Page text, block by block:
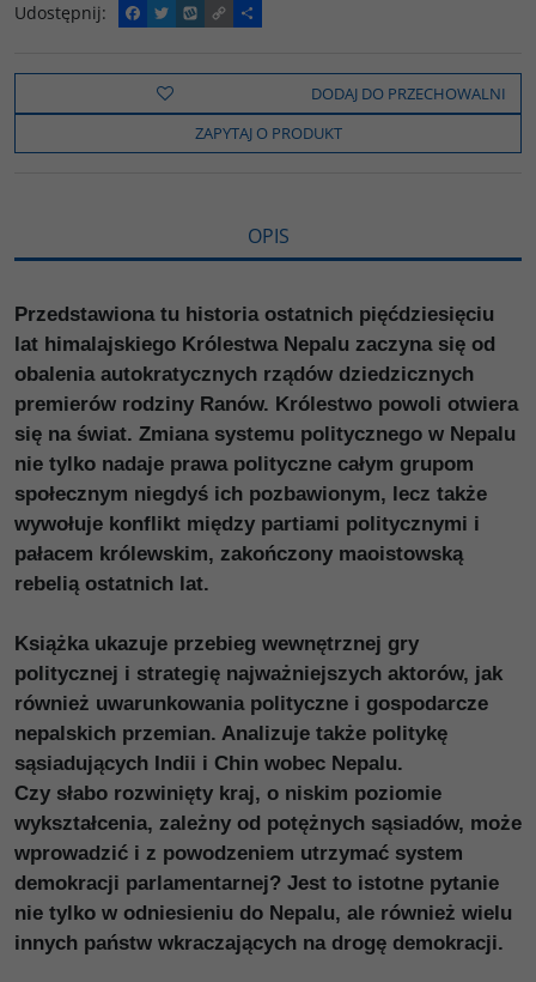
Udostępnij:
F
a
e
o
k
T
w
t
t
e
W
y
o
C
o
y
i
n
k
P
o
z
e
l
s
DODAJ DO PRZECHOWALNI
ZAPYTAJ O PRODUKT
OPIS
Przedstawiona tu historia ostatnich pięćdziesięciu
lat himalajskiego Królestwa Nepalu zaczyna się od
obalenia autokratycznych rządów dziedzicznych
premierów rodziny Ranów. Królestwo powoli otwiera
się na świat. Zmiana systemu politycznego w Nepalu
nie tylko nadaje prawa polityczne całym grupom
społecznym niegdyś ich pozbawionym, lecz także
wywołuje konflikt między partiami politycznymi i
pałacem królewskim, zakończony maoistowską
rebelią ostatnich lat.
Książka ukazuje przebieg wewnętrznej gry
politycznej i strategię najważniejszych aktorów, jak
również uwarunkowania polityczne i gospodarcze
nepalskich przemian. Analizuje także politykę
sąsiadujących Indii i Chin wobec Nepalu.
Czy słabo rozwinięty kraj, o niskim poziomie
wykształcenia, zależny od potężnych sąsiadów, może
wprowadzić i z powodzeniem utrzymać system
demokracji parlamentarnej? Jest to istotne pytanie
nie tylko w odniesieniu do Nepalu, ale również wielu
innych państw wkraczających na drogę demokracji.